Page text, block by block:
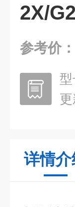
2X/
参考价：
型
更
详情介